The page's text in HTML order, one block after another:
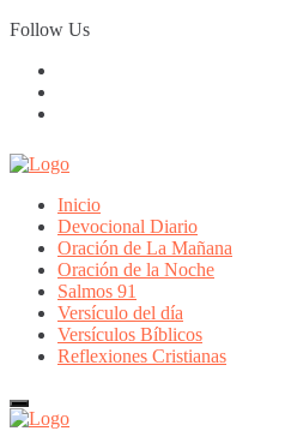
Skip
to
Follow Us
Inicio
Devocional Diario
Oración de La Mañana
Oración de la Noche
Salmos 91
Versículo del día
Versículos Bíblicos
Reflexiones Cristianas